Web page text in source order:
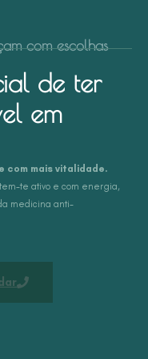
com escolhas
de ter
em
com mais vitalidade.
te ativo e com energia,
medicina anti-